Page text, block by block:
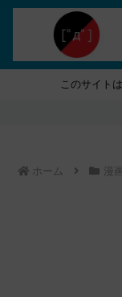
このサイト
ホーム 漫画